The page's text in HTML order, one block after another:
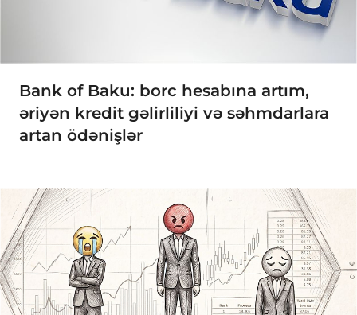
Bank of Baku: borc hesabına artım,
əriyən kredit gəlirliliyi və səhmdarlara
artan ödənişlər